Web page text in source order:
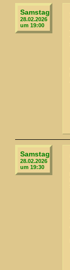
Samstag
28.02.2026
um 19:00
Samstag
28.02.2026
um 19:30